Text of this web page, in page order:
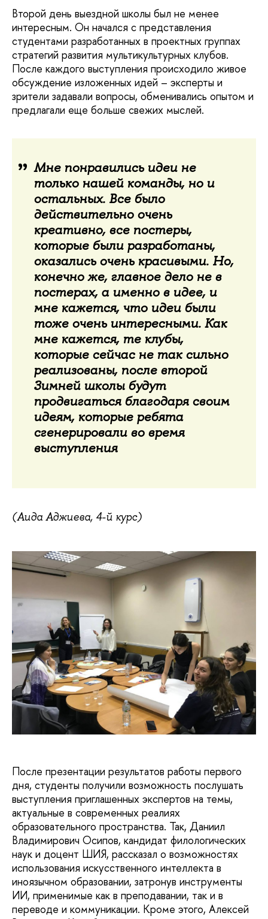
Второй день выездной школы был не менее
интересным. Он начался с представления
студентами разработанных в проектных группах
стратегий развития мультикультурных клубов.
После каждого выступления происходило живое
обсуждение изложенных идей – эксперты и
зрители задавали вопросы, обменивались опытом и
предлагали еще больше свежих мыслей.
Мне понравились идеи не
только нашей команды, но и
остальных. Все было
действительно очень
креативно, все постеры,
которые были разработаны,
оказались очень красивыми. Но,
конечно же, главное дело не в
постерах, а именно в идее, и
мне кажется, что идеи были
тоже очень интересными. Как
мне кажется, те клубы,
которые сейчас не так сильно
реализованы, после второй
Зимней школы будут
продвигаться благодаря своим
идеям, которые ребята
сгенерировали во время
выступления
(Аида Аджиева, 4-й курс)
После презентации результатов работы первого
дня, студенты получили возможность послушать
выступления приглашенных экспертов на темы,
актуальные в современных реалиях
образовательного пространства. Так, Даниил
Владимирович Осипов, кандидат филологических
наук и доцент ШИЯ, рассказал о возможностях
использования искусственного интеллекта в
иноязычном образовании, затронув инструменты
ИИ, применимые как в преподавании, так и в
переводе и коммуникации. Кроме этого, Алексей